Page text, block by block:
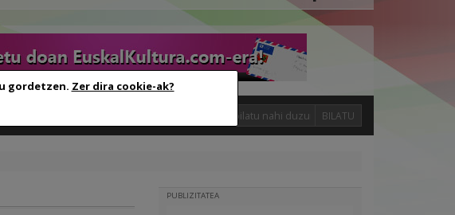
gordetzen. Zer dira cookie-ak?
BILATU
PUBLIZITATEA